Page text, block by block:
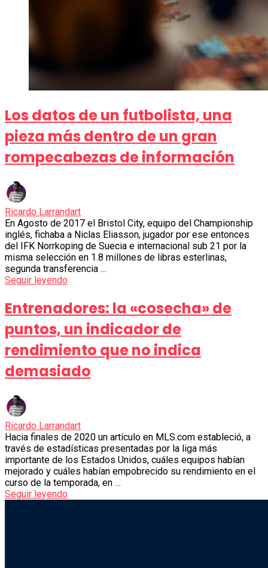
Los datos de un futbolista, una
pieza más dentro de un gran
rompecabezas de información
Ricardo Larrandart
En Agosto de 2017 el Bristol City, equipo del Championship
inglés, fichaba a Niclas Eliasson, jugador por ese entonces
del IFK Norrkoping de Suecia e internacional sub 21 por la
misma selección en 1.8 millones de libras esterlinas,
segunda transferencia …
Seguir leyendo
Entrenadores: la «cosecha» de
puntos, un indicador de
rendimiento que no indica
demasiado
Ricardo Larrandart
Hacia finales de 2020 un artículo en MLS.com estableció, a
través de estadísticas presentadas por la liga más
importante de los Estados Unidos, cuáles equipos habían
mejorado y cuáles habían empobrecido su rendimiento en el
curso de la temporada, en …
Seguir leyendo